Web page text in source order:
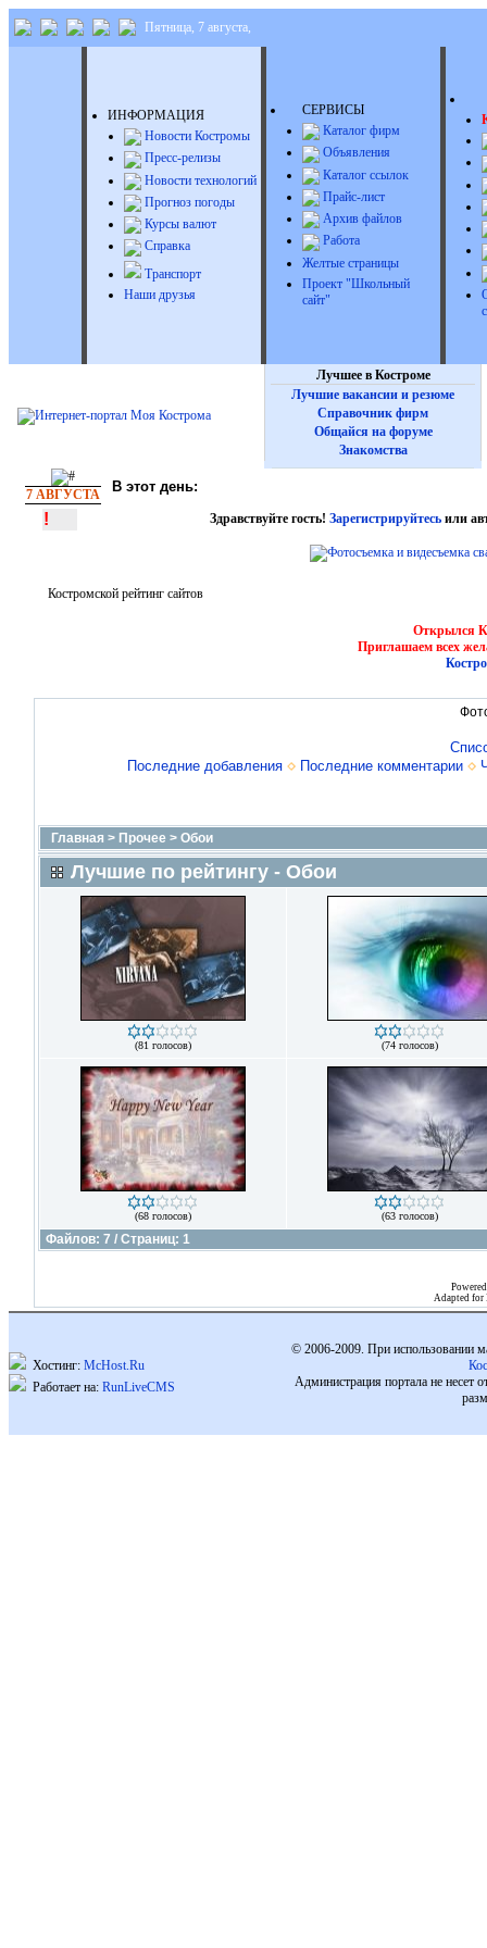
Пятница, 7 августа,
ИНФОРМАЦИЯ
Новости Костромы
Пресс-релизы
Новости технологий
Прогноз погоды
Курсы валют
Справка
Транспорт
Наши друзья
СЕРВИСЫ
Каталог фирм
Объявления
Каталог ссылок
Прайс-лист
Архив файлов
Работа
Желтые страницы
Проект "Школьный
сайт"
Лучшее в Костроме
Лучшие вакансии и резюме
Справочник фирм
Общайся на форуме
Знакомства
7 АВГУСТА В этот день:
! Здравствуйте гость! Зарегистрируйтесьили
Костромской рейтинг сайтов
Открылся
Приглашаем всех
Последние добавления
Последние комментарии
Главная > Прочее> Обои
Лучшие по рейтингу - Обои
(81 голосов) (74 голосов)
(68 голосов) (63 голосов)
Файлов: 7 / Страниц: 1
Adapted for
Хостинг: McHost.Ru
Работает на: RunLiveCMS
© 2006-2009. При использовании
Администрация портала не несет